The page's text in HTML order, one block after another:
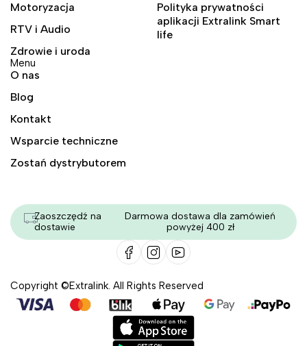
Motoryzacja
RTV i Audio
Zdrowie i uroda
Polityka prywatności
aplikacji Extralink Smart
life
Menu
O nas
Blog
Kontakt
Wsparcie techniczne
Zostań dystrybutorem
Zaoszczędź na
dostawie
Darmowa dostawa dla zamówień
powyżej 400 zł
Copyright ©Extralink. All Rights Reserved